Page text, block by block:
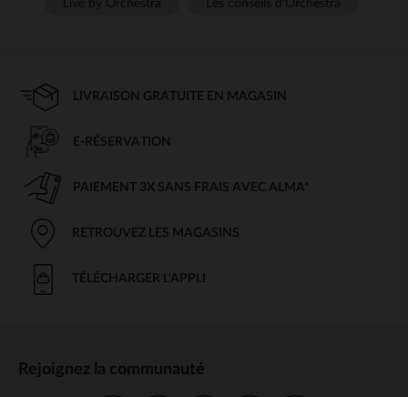
LIVRAISON GRATUITE EN MAGASIN
E-RÉSERVATION
PAIEMENT 3X SANS FRAIS AVEC ALMA*
RETROUVEZ LES MAGASINS
TÉLÉCHARGER L'APPLI
Rejoignez la communauté